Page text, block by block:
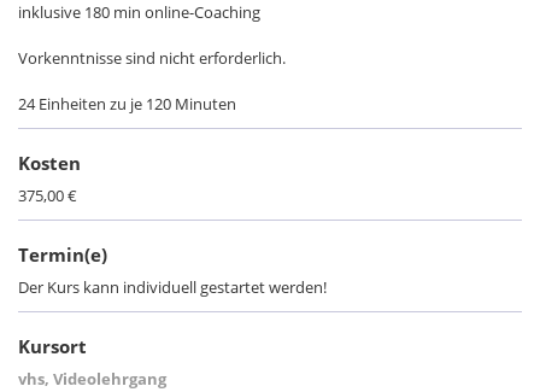
inklusive 180 min online-Coaching
Vorkenntnisse sind nicht erforderlich.
24 Einheiten zu je 120 Minuten
Kosten
375,00 €
Termin(e)
Der Kurs kann individuell gestartet werden!
Kursort
vhs, Videolehrgang